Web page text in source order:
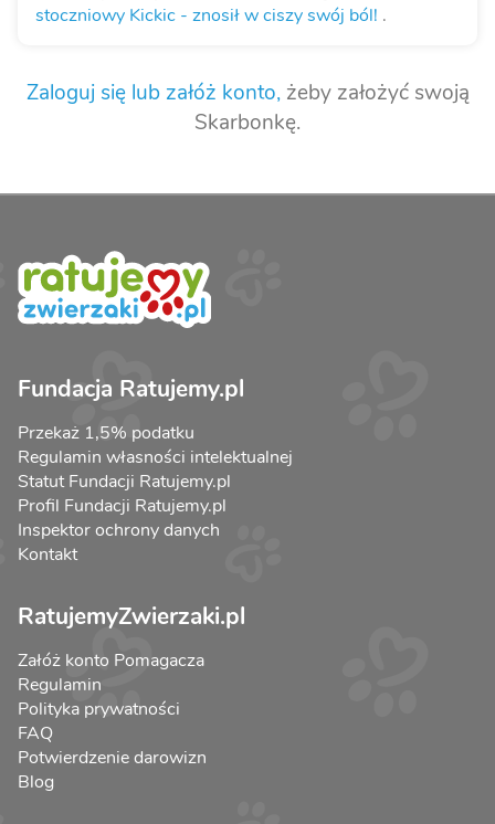
stoczniowy Kickic - znosił w ciszy swój ból! .
Zaloguj się lub załóż konto,żeby założyć swoją
Skarbonkę.
Fundacja Ratujemy.pl
Przekaż 1,5% podatku
Regulamin własności intelektualnej
Statut Fundacji Ratujemy.pl
Profil Fundacji Ratujemy.pl
Inspektor ochrony danych
Kontakt
RatujemyZwierzaki.pl
Załóż konto Pomagacza
Regulamin
Polityka prywatności
FAQ
Potwierdzenie darowizn
Blog